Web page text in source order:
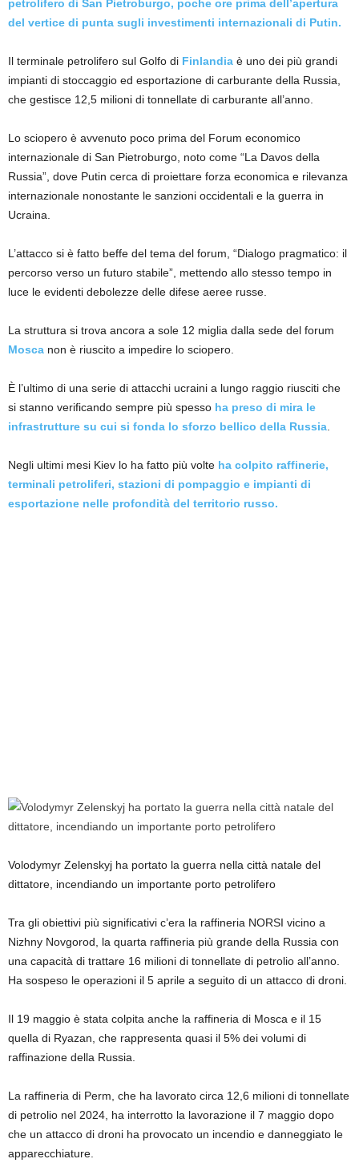
petrolifero di San Pietroburgo, poche ore prima dell’apertura
del vertice di punta sugli investimenti internazionali di Putin.
Il terminale petrolifero sul Golfo di Finlandia è uno dei più grandi
impianti di stoccaggio ed esportazione di carburante della Russia,
che gestisce 12,5 milioni di tonnellate di carburante all’anno.
Lo sciopero è avvenuto poco prima del Forum economico
internazionale di San Pietroburgo, noto come “La Davos della
Russia”, dove Putin cerca di proiettare forza economica e rilevanza
internazionale nonostante le sanzioni occidentali e la guerra in
Ucraina.
L’attacco si è fatto beffe del tema del forum, “Dialogo pragmatico: il
percorso verso un futuro stabile”, mettendo allo stesso tempo in
luce le evidenti debolezze delle difese aeree russe.
La struttura si trova ancora a sole 12 miglia dalla sede del forum
Mosca non è riuscito a impedire lo sciopero.
È l’ultimo di una serie di attacchi ucraini a lungo raggio riusciti che
si stanno verificando sempre più spesso ha preso di mira le
infrastrutture su cui si fonda lo sforzo bellico della Russia
Negli ultimi mesi Kiev lo ha fatto più volte ha colpito raffinerie,
terminali petroliferi, stazioni di pompaggio e impianti di
esportazione nelle profondità del territorio russo.
Volodymyr Zelenskyj ha portato la guerra nella città natale del
dittatore, incendiando un importante porto petrolifero
Tra gli obiettivi più significativi c’era la raffineria NORSI vicino a
Nizhny Novgorod, la quarta raffineria più grande della Russia con
una capacità di trattare 16 milioni di tonnellate di petrolio all’anno.
Ha sospeso le operazioni il 5 aprile a seguito di un attacco di droni.
Il 19 maggio è stata colpita anche la raffineria di Mosca e il 15
quella di Ryazan, che rappresenta quasi il 5% dei volumi di
raffinazione della Russia.
La raffineria di Perm, che ha lavorato circa 12,6 milioni di tonnellate
di petrolio nel 2024, ha interrotto la lavorazione il 7 maggio dopo
che un attacco di droni ha provocato un incendio e danneggiato le
apparecchiature.